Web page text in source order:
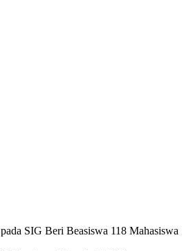
pada SIG Beri Beasiswa 118 Mahasiswa